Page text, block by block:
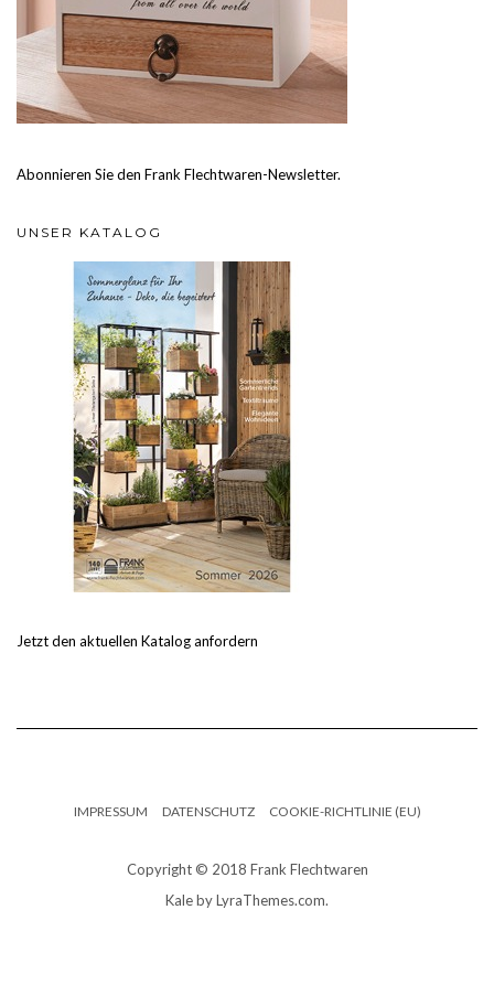
Abonnieren Sie den Frank Flechtwaren-Newsletter.
UNSER KATALOG
Jetzt den aktuellen Katalog anfordern
IMPRESSUM DATENSCHUTZ COOKIE-RICHTLINIE (EU)
Copyright © 2018 Frank Flechtwaren
Kaleby LyraThemes.com.